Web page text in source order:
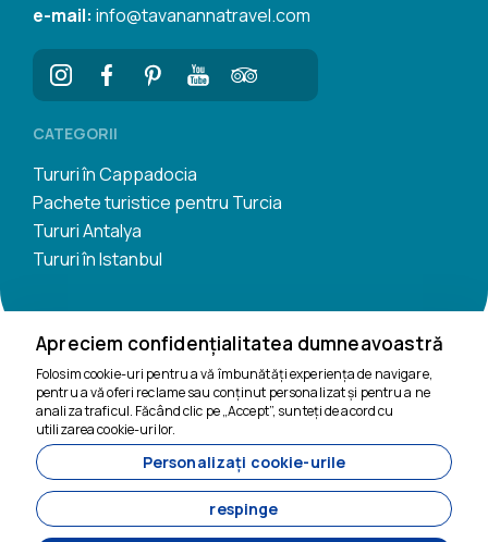
e-mail: info@tavanannatravel.com
CATEGORII
Tururi în Cappadocia
Pachete turistice pentru Turcia
Tururi Antalya
Tururi în Istanbul
11200
Apreciem confidențialitatea dumneavoastră
Folosim cookie-uri pentru a vă îmbunătăți experiența de navigare,
pentru a vă oferi reclame sau conținut personalizat și pentru a ne
analiza traficul. Făcând clic pe „Accept”, sunteți de acord cu
utilizarea cookie-urilor.
Personalizați cookie-urile
respinge
Suntem aici să te
ajutăm